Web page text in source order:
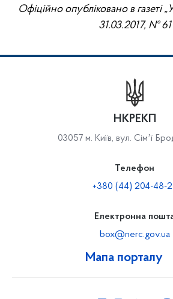
Офіційно опубліковано в газеті
31.03.2017, № 61
Мапа порталу
НКРЕКП
03057 м. Київ, вул. Сімʼї
Телефон
+380 (44) 204-48-
Електронна
box@nerc.gov.ua